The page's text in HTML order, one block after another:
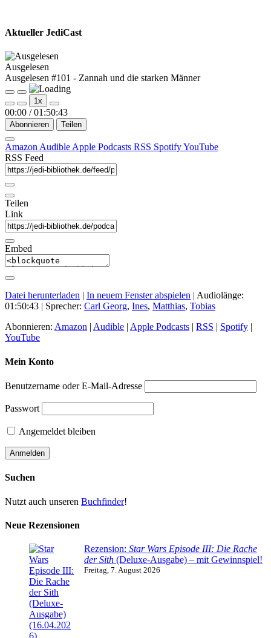
Aktueller JediCast
Ausgelesen
Ausgelesen #101 - Zannah und die starken Männer
Play
Episode
Pause
Episode
1x
00:00 / 01:50:43
Abonnieren Teilen
AmazonAudibleApple Podcasts RSS SpotifyYouTube
RSS Feed
Teilen
Link
Embed
Datei herunterladen In neuem Fenster abspielen Audiolänge:
01:50:43 | Sprecher: Carl Georg, Ines, Matthias, Tobias
Abonnieren: Amazon Audible Apple Podcasts RSS Spotify
YouTube
Mein Konto
Benutzername oder E-Mail-Adresse
Passwort
Angemeldet bleiben
Suchen
Nutzt auch unseren Buchfinder!
Neue Rezensionen
Rezension: Star Wars Episode III: Die Rache
der Sith (Deluxe-Ausgabe) – mit Gewinnspiel!
Freitag, 7. August 2026